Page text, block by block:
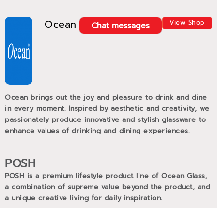
Ocean View Shop
Chat messages
Ocean brings out the joy and pleasure to drink and dine
in every moment. Inspired by aesthetic and creativity, we
passionately produce innovative and stylish glassware to
enhance values of drinking and dining experiences.
POSH
POSH is a premium lifestyle product line of Ocean Glass,
a combination of supreme value beyond the product, and
a unique creative living for daily inspiration.